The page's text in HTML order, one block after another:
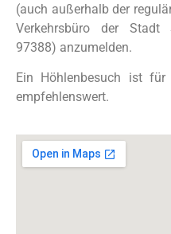
(auch außerhalb der
Verkehrsbüro der Stadt
97388) anzumelden.
Ein Höhlenbesuch ist
empfehlenswert.